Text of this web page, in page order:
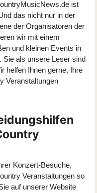
ist
das nicht nur in der
der Organisatoren der
wir mit einem
und kleinen Events in
Sie als unsere Leser sind
helfen Ihnen gerne, Ihre
Veranstaltungen
Konzert-Besuche,
Veranstaltungen so
auf unserer Website